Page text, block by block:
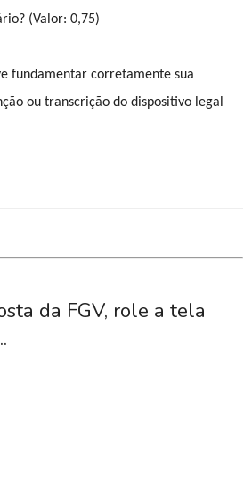
(Valor: 0,75)
fundamentar corretamente sua
ou transcrição do dispositivo legal
da FGV, role a tela